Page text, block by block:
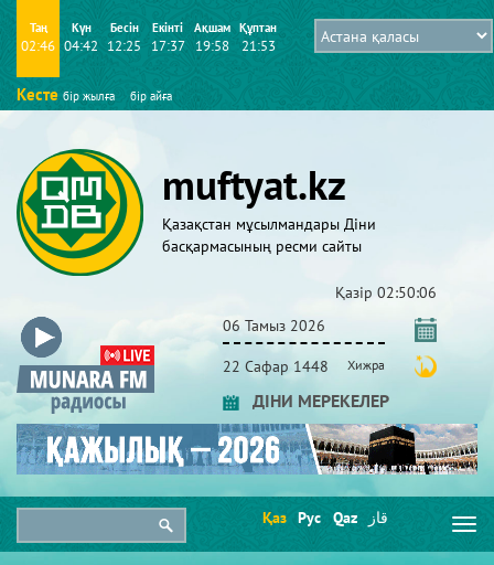
Таң
02:46
Күн
04:42
Бесін
12:25
Екінті
17:37
Ақшам
19:58
Құптан
21:53
Кесте бір жылға бір айға
muftyat.kz
Қазақстан мұсылмандары Діни
басқармасының ресми сайты
Қазір 02:50:06
06 Тамыз 2026
22 Сафар 1448 Хижра
ДІНИ МЕРЕКЕЛЕР
Қаз Рус Qaz قاز